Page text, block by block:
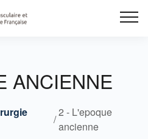
ANCIENNE
2 - L'epoque
ancienne